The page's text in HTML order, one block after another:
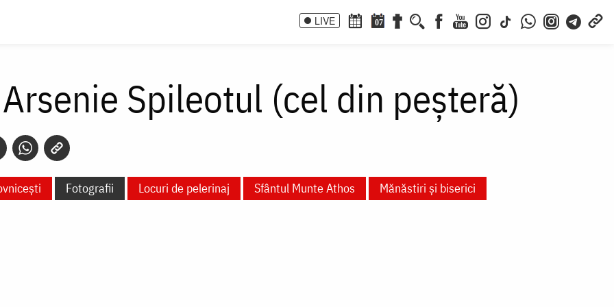
LIVE 07
Spileotul (cel din peșteră)
Fotografii Locuri de pelerinaj Sfântul Munte Athos
Mănăstiri și biserici